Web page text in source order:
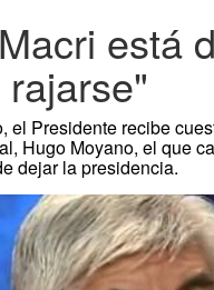
está
el Presidente recibe
Hugo Moyano, el que
dejar la presidencia.